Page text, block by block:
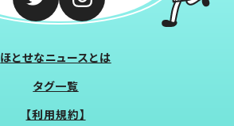
ほとせなニュースとは
タグ一覧
【利用規約】